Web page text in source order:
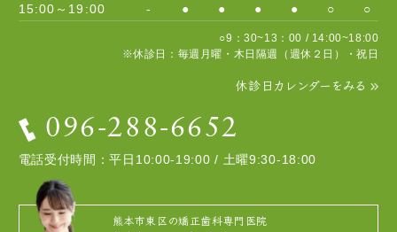
15:00～19:00
- ● ● ● ● ○ ○
○9：30~13：00 / 14:00~18:00
※休診日：毎週月曜・木日隔週（週休２日）・祝日
休診日カレンダーをみる
096-288-6652
電話受付時間：平日10:00-19:00 / 土曜9:30-18:00
熊本市東区の矯正歯科専門医院